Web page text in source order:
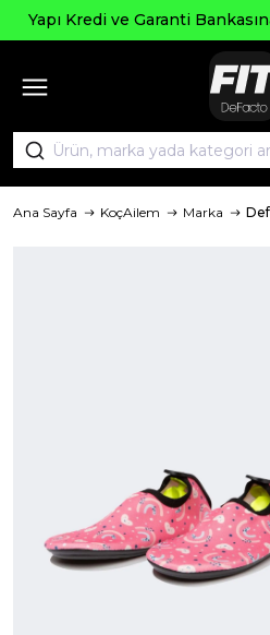
ve Garanti Bankasına Peşin
Ana Sayfa KoçAilem Marka